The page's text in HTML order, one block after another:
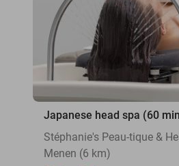
Japanese head spa (60
Stéphanie's Peau-tique &
Menen (6 km)